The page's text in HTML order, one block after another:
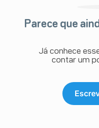
Parece que
Já conhece
contar um